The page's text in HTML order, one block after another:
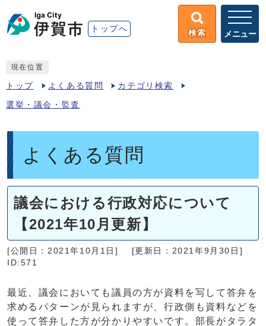
トップへ 検索 メニュー
現在位置
トップ よくある質問 カテゴリ検索
選挙・議会・監査
よくある質問
議会における行政対応について
【2021年10月更新】
[公開日：2021年10月1日]
[更新日：2021年9月30日]
ID:571
最近、議会においても議員の方が資料を写して答弁を
求めるパターンが見られますが、行政側も資料などを
使って答弁した方が分かりやすいです。部長がタラタ